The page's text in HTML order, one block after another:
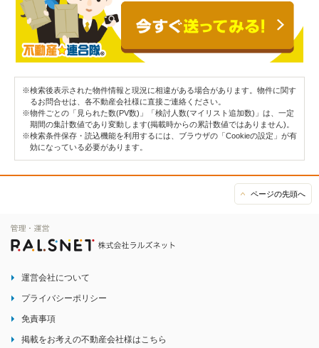
※検索後表示された物件情報と現況に相違がある場合があります。物件に関す
るお問合せは、各不動産会社様に直接ご連絡ください。
※物件ごとの「見られた数(PV数)」「検討人数(マイリスト追加数)」は、一定
期間の集計数値であり変動します(掲載時からの累計数値ではありません)。
※検索条件保存・読込機能を利用するには、ブラウザの「Cookieの設定」が有
効になっている必要があります。
ページの先頭へ
運営会社について
プライバシーポリシー
免責事項
掲載をお考えの不動産会社様はこちら